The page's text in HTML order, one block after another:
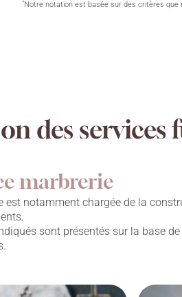
*Notre notation est basée sur des critères que
des services
marbrerie
est notamment chargée de la
sont présentés sur la base